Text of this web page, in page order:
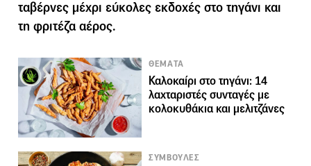
ταβέρνες μέχρι εύκολες εκδοχές στο τηγάνι και
τη φριτέζα αέρος.
ΘΕΜΑΤΑ
Καλοκαίρι στο τηγάνι: 14
λαχταριστές συνταγές με
κολοκυθάκια και μελιτζάνες
ΣΥΜΒΟΥΛΕΣ